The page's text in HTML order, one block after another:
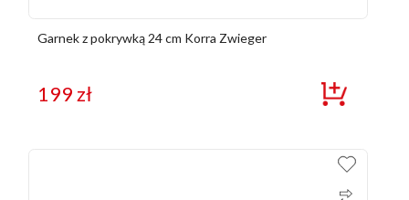
Garnek z pokrywką 24 cm Korra Zwieger
199zł